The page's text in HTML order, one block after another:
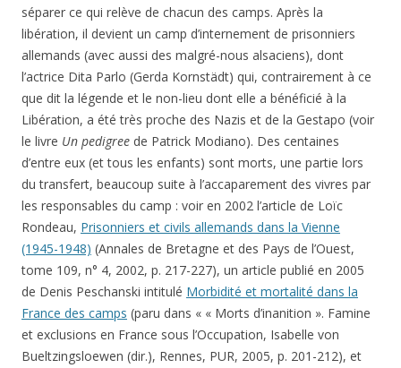
séparer ce qui relève de chacun des camps. Après la
libération, il devient un camp d’internement de prisonniers
allemands (avec aussi des malgré-nous alsaciens), dont
l’actrice Dita Parlo (Gerda Kornstädt) qui, contrairement à ce
que dit la légende et le non-lieu dont elle a bénéficié à la
Libération, a été très proche des Nazis et de la Gestapo (voir
le livre Un pedigree de Patrick Modiano). Des centaines
d’entre eux (et tous les enfants) sont morts, une partie lors
du transfert, beaucoup suite à l’accaparement des vivres par
les responsables du camp : voir en 2002 l’article de Loïc
Rondeau, Prisonniers et civils allemands dans la Vienne
(1945-1948) (Annales de Bretagne et des Pays de l’Ouest,
tome 109, n° 4, 2002, p. 217-227), un article publié en 2005
de Denis Peschanski intitulé Morbidité et mortalité dans la
France des camps (paru dans « « Morts d’inanition ». Famine
et exclusions en France sous l’Occupation, Isabelle von
Bueltzingsloewen (dir.), Rennes, PUR, 2005, p. 201-212), et